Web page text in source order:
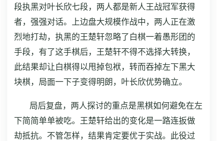
段执黑对叶长欣七段，两人都是新人王战冠军获得
者，强强对话。上边盘大规模作战中，两人正在激
烈地打劫，执黑的王楚轩忽略了白棋一着愚形团的
手段，有了这手棋后，王楚轩不得不选择大转换，
此结果却让白棋得以甩掉包袱，转而吞掉左下黑大
块棋，局面一下子变得明朗，叶长欣优势确立。
局后复盘，两人探讨的重点是黑棋如何避免在左
下简简单单被吃。王楚轩给出的变化是一路连扳做
劫抵抗。不管怎样，结果肯定要优于实战。此役过